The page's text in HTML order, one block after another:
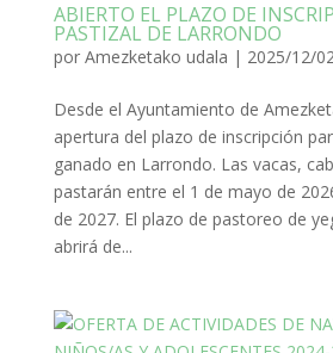
ABIERTO EL PLAZO DE
PASTIZAL DE LARRONDO
por Amezketako udala | 2025/12/
Desde el Ayuntamiento de
apertura del plazo de inscripción
ganado en Larrondo. Las vacas,
pastarán entre el 1 de mayo de
de 2027. El plazo de pastoreo de
abrirá de...